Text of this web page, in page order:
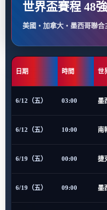
世界盃賽程 48
美國・加拿大・墨西哥聯
日期 時間 世
6/12（五） 03:00 墨
6/12（五） 10:00 南
6/19（五） 00:00 捷
6/19（五） 09:00 墨